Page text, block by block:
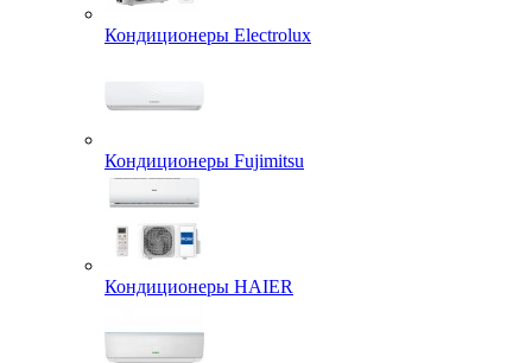
Кондиционеры Electrolux
Кондиционеры Fujimitsu
Кондиционеры HAIER